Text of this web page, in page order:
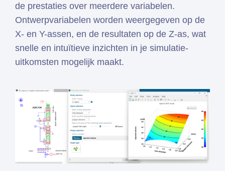
de prestaties over meerdere variabelen.
Ontwerpvariabelen worden weergegeven op de
X- en Y-assen, en de resultaten op de Z-as, wat
snelle en intuïtieve inzichten in je simulatie-
uitkomsten mogelijk maakt.